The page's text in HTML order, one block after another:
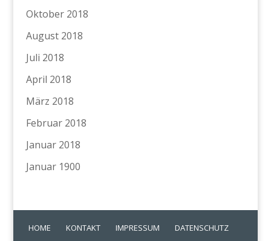
Oktober 2018
August 2018
Juli 2018
April 2018
März 2018
Februar 2018
Januar 2018
Januar 1900
HOME KONTAKT IMPRESSUM DATENSCHUTZ